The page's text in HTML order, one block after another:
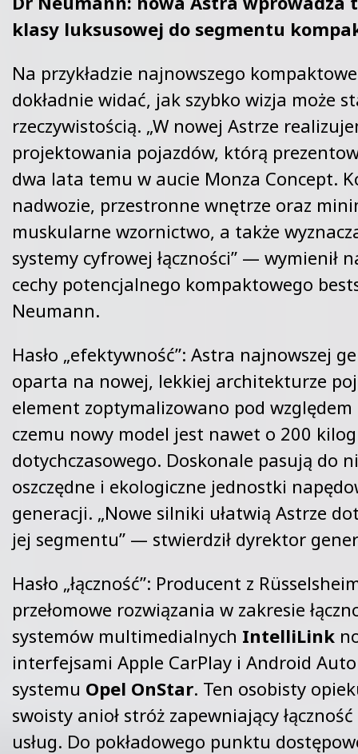
klasy luksusowej do segmentu
Na przykładzie najnowszego
dokładnie widać, jak szybko wizja może
rzeczywistością. „W nowej Astrze
projektowania pojazdów, którą
dwa lata temu w aucie Monza Concept.
nadwozie, przestronne wnętrze oraz
muskularne wzornictwo, a także
systemy cyfrowej łączności” — wymienił
cechy potencjalnego kompaktowego
Neumann.
Hasło „efektywność”: Astra najnowszej
oparta na nowej, lekkiej architekturze
element zoptymalizowano pod względem
czemu nowy model jest nawet o 200
dotychczasowego. Doskonale pasują do
oszczędne i ekologiczne jednostki
generacji. „Nowe silniki ułatwią Astrze
jej segmentu” — stwierdził dyrektor
Hasło „łączność”: Producent z
przełomowe rozwiązania w zakresie
systemów multimedialnych IntelliLink
interfejsami Apple CarPlay i Android
systemu Opel OnStar. Ten osobisty
swoisty anioł stróż zapewniający
usług. Do pokładowego punktu